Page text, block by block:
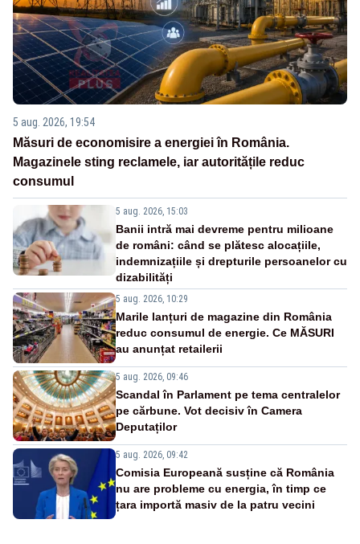
5 aug. 2026, 19:54
Măsuri de economisire a energiei în România.
Magazinele sting reclamele, iar autoritățile reduc
consumul
5 aug. 2026, 15:03
Banii intră mai devreme pentru milioane
de români: când se plătesc alocațiile,
indemnizațiile și drepturile persoanelor cu
dizabilități
5 aug. 2026, 10:29
Marile lanțuri de magazine din România
reduc consumul de energie. Ce MĂSURI
au anunțat retailerii
5 aug. 2026, 09:46
Scandal în Parlament pe tema centralelor
pe cărbune. Vot decisiv în Camera
Deputaților
5 aug. 2026, 09:42
Comisia Europeană susține că România
nu are probleme cu energia, în timp ce
țara importă masiv de la patru vecini